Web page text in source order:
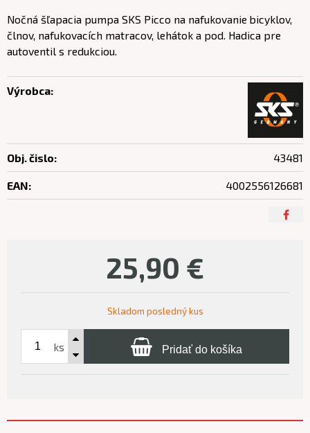
25,90 €
Skladom posledný kus
ks Pridať do košíka
Nočná šľapacia pumpa SKS Picco na nafukovanie bicyklov,
člnov, nafukovacích matracov, lehátok a pod. Hadica pre
autoventil s redukciou.
Výrobca:
Obj. čislo: 43481
EAN: 4002556126681